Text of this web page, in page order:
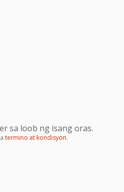
sa loob ng isang oras.
termino at kondisyon.